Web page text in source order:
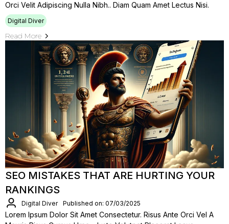
Orci Velit Adipiscing Nulla Nibh.. Diam Quam Amet Lectus Nisi.
Digital Diver
Read More
SEO MISTAKES THAT ARE HURTING YOUR
RANKINGS
Digital Diver Published on: 07/03/2025
Lorem Ipsum Dolor Sit Amet Consectetur. Risus Ante Orci Vel A